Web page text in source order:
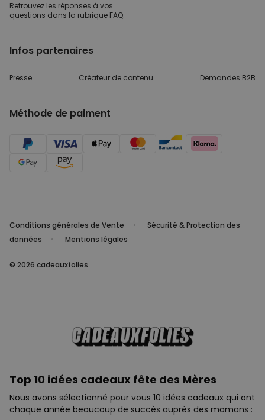
Retrouvez les réponses à vos
questions dans la rubrique FAQ.
Infos partenaires
Presse Créateur de contenu Demandes B2B
Méthode de paiment
Conditions générales de Vente
Sécurité & Protection des
données
Mentions légales
© 2026 cadeauxfolies
Top 10 idées cadeaux fête des Mères
Nous avons sélectionné pour vous 10 idées cadeaux qui ont
chaque année beaucoup de succès auprès des mamans :